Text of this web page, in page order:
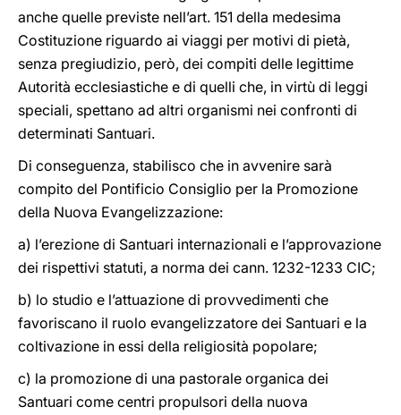
anche quelle previste nell’art. 151 della medesima
Costituzione riguardo ai viaggi per motivi di pietà,
senza pregiudizio, però, dei compiti delle legittime
Autorità ecclesiastiche e di quelli che, in virtù di leggi
speciali, spettano ad altri organismi nei confronti di
determinati Santuari.
Di conseguenza, stabilisco che in avvenire sarà
compito del Pontificio Consiglio per la Promozione
della Nuova Evangelizzazione:
a) l’erezione di Santuari internazionali e l’approvazione
dei rispettivi statuti, a norma dei cann. 1232-1233 CIC;
b) lo studio e l’attuazione di provvedimenti che
favoriscano il ruolo evangelizzatore dei Santuari e la
coltivazione in essi della religiosità popolare;
c) la promozione di una pastorale organica dei
Santuari come centri propulsori della nuova